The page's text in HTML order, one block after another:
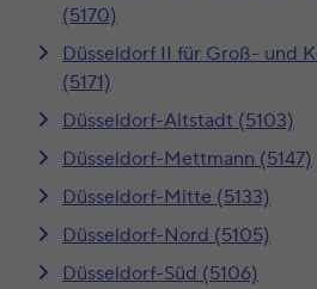
(5170)
Düsseldorf II für Groß- und
(5171)
Düsseldorf-Altstadt (5103)
Düsseldorf-Mettmann (5147)
Düsseldorf-Mitte (5133)
Düsseldorf-Nord (5105)
Düsseldorf-Süd (5106)